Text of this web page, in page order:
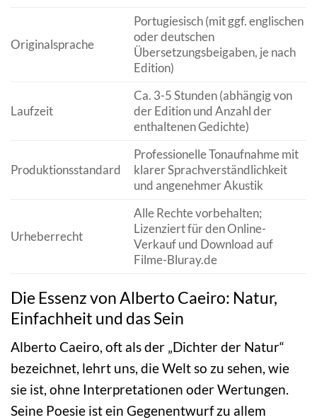
Originalsprache
Portugiesisch (mit ggf. englischen
oder deutschen
Übersetzungsbeigaben, je nach
Edition)
Laufzeit
Ca. 3-5 Stunden (abhängig von
der Edition und Anzahl der
enthaltenen Gedichte)
Produktionsstandard
Professionelle Tonaufnahme mit
klarer Sprachverständlichkeit
und angenehmer Akustik
Urheberrecht
Alle Rechte vorbehalten;
Lizenziert für den Online-
Verkauf und Download auf
Filme-Bluray.de
Die Essenz von Alberto Caeiro: Natur,
Einfachheit und das Sein
Alberto Caeiro, oft als der „Dichter der Natur“
bezeichnet, lehrt uns, die Welt so zu sehen, wie
sie ist, ohne Interpretationen oder Wertungen.
Seine Poesie ist ein Gegenentwurf zu allem